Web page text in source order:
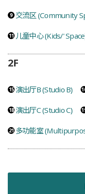
交流区 (Community
儿童中心 (Kids/'
2F
演出厅B (Studio B)
演出厅C (Studio C)
多功能室